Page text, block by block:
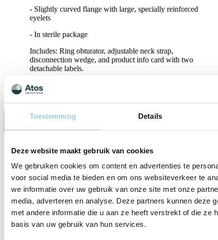
Toestemming Details
Deze website maakt gebruik van cookies
We gebruiken cookies om content en advertenties te
voor social media te bieden en om ons websiteverkeer te
we informatie over uw gebruik van onze site met onze
media, adverteren en analyse. Deze partners kunnen deze
met andere informatie die u aan ze heeft verstrekt of die ze
basis van uw gebruik van hun services.
- Slightly curved flange with large, specially reinforced
eyelets
- In sterile package
Includes: Ring obturator, adjustable neck strap,
disconnection wedge, and product info card with two
detachable labels.
Specificaties
Delen Bewaren